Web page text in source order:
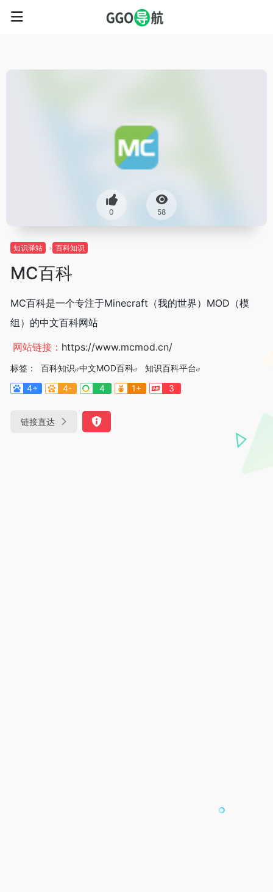
0 58
知识驿站 百科知识
MC百科
MC百科是一个专注于Minecraft（我的世界）MOD（模
组）的中文百科网站
网站链接： https://www.mcmod.cn/
标签： 百科知识 中文MOD百科
知识百科平台
4+
4- 4 1+ 3
链接直达